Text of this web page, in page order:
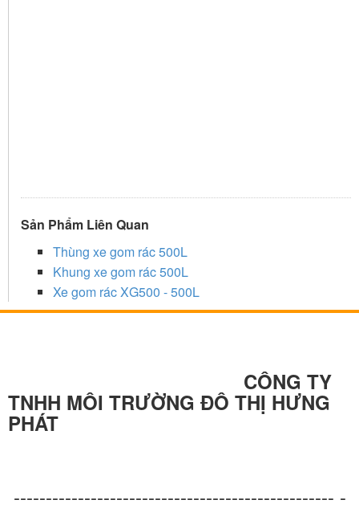
Sản Phẩm Liên Quan
Thùng xe gom rác 500L
Khung xe gom rác 500L
Xe gom rác XG500 - 500L
CÔNG TY
TNHH MÔI TRƯỜNG ĐÔ THỊ HƯNG
PHÁT
-------------------------------------------------- -